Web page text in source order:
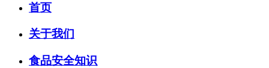
首页
关于我们
食品安全知识